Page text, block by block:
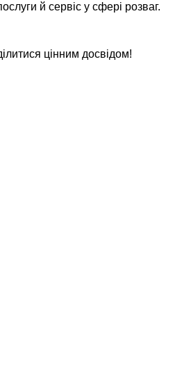
й сервіс у сфері розваг.
цінним досвідом!